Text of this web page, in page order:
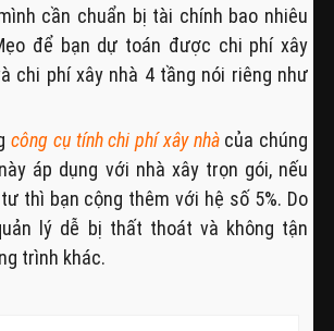
cần chuẩn bị tài chính bao nhiêu
để bạn dự toán được chi phí xây
chi phí xây nhà 4 tầng nói riêng như
công cụ tính chi phí xây nhàcủa chúng
áp dụng với nhà xây trọn gói, nếu
thì bạn cộng thêm với hệ số 5%. Do
lý dễ bị thất thoát và không tận
trình khác.